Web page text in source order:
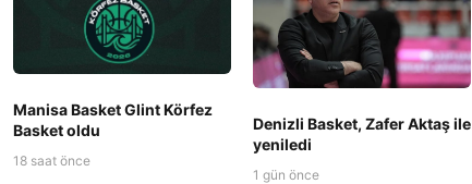
Manisa Basket Glint Körfez
Basket oldu
18 saat önce
Denizli Basket, Zafer Aktaş ile
yeniledi
1 gün önce